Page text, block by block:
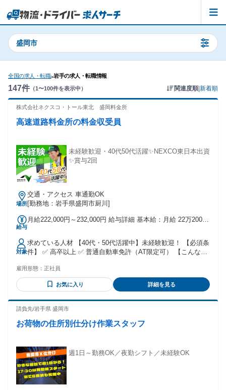
盛岡市
全国の求人・転職>岩手の求人・転職情報
147件 （1〜100件を表示中） 関連度順 新着順
株式会社ネクスコ・トール東北 盛岡料金所
高速道路料金所の料金収受員
未経験歓迎・40代50代活躍✨NEXCO東日本出資
✨賞与2回
場所
交通・アクセス 車通勤OK
[勤務地：岩手県盛岡市厨川]
給与
月給222,000円～232,000円 給与詳細 基本給：月給 22万2000
で支払われる通勤・皆勤・家族手当金額：なし 全員に一律で
支払われるその他手当金額：なし ・職務手当 ・清掃手当
（700円～4,500円） ・時間外勤務手当 ・深夜手当 ・扶養手
当 ・通勤手当 など
対象
求めている人材 【40代・50代活躍中】未経験歓迎！ 【必須条
件】 ✅ 高卒以上 ✅ 普通自動車免許（AT限定可） 【こんな人
安定して働ける正社員を探している方 ・シフト勤務の経験が
ある方 ・夜勤や交代勤務に慣れていて、生活リズムを保ちな
がら働きたい方 ・人と話すのが好きで、落ち着いた対応がで
たい」と考えている方 【社員インタビュー！】 ＿＿＿＿＿＿
が、同年代の仲間も多くて安心できました。 研修や先輩のサ
感しながら働いていただけますよ。 ■50代・女性 24時間勤務
や夜勤に不安を感じることもあると思いますが、 その中で8時
間は、休憩時間で仮眠もできます。 また、翌朝に帰宅するこ
とができるので、その日はゆっくり過ごすことができます♪ 年
雇用形態： 正社員
お気に入り 詳細を見る
請負先/岩手県 盛岡市
お荷物の住所別仕分け作業スタッフ
週1日～勤務OK／夜勤シフト／未経験OK